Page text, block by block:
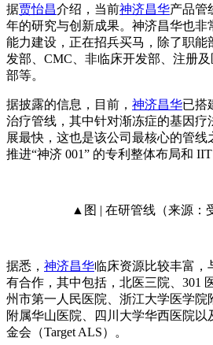
据贾怡昌介绍，当前神济昌华产品管
年的研究与创新成果。神济昌华也非
能力建设，正在招兵买马，除了职能
发部、CMC、非临床开发部、注册
部等。
据披露的信息，目前， 神济昌华已搭
治疗管线，其中针对渐冻症的基因疗
展最快，这也是该公司最核心的管线
推进“神济 001” 的专利整体布局和 IIT
▲图 | 在研管线（来源：
据悉， 神济昌华临床资源比较丰富，
有合作，其中包括，北医三院、301
州市第一人民医院、浙江大学医学院
附属华山医院、四川大学华西医院以
金会（Target ALS）。